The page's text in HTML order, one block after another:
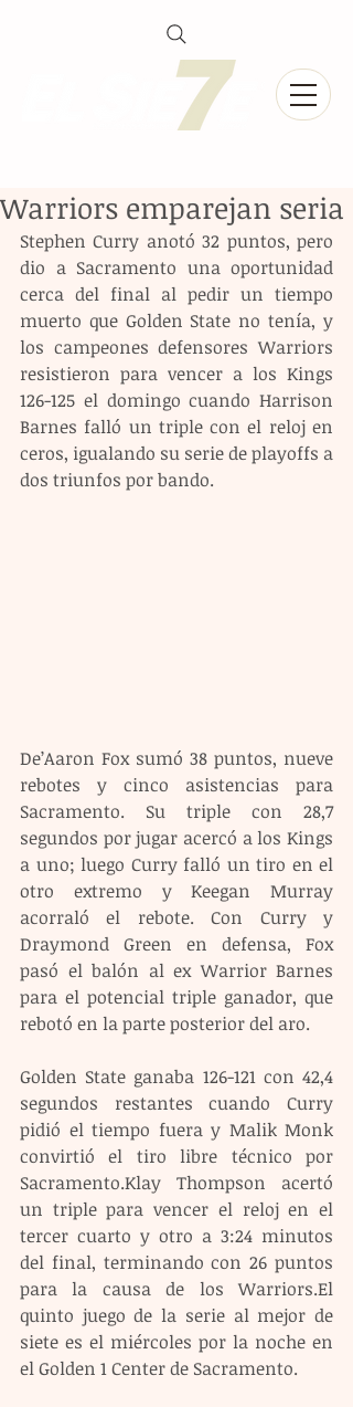
Warriors emparejan seria
Stephen Curry anotó 32 puntos, pero
dio a Sacramento una oportunidad
cerca del final al pedir un tiempo
muerto que Golden State no tenía, y
los campeones defensores Warriors
resistieron para vencer a los Kings
126-125 el domingo cuando Harrison
Barnes falló un triple con el reloj en
ceros, igualando su serie de playoffs a
dos triunfos por bando.
De’Aaron Fox sumó 38 puntos, nueve
rebotes y cinco asistencias para
Sacramento. Su triple con 28,7
segundos por jugar acercó a los Kings
a uno; luego Curry falló un tiro en el
otro extremo y Keegan Murray
acorraló el rebote. Con Curry y
Draymond Green en defensa, Fox
pasó el balón al ex Warrior Barnes
para el potencial triple ganador, que
rebotó en la parte posterior del aro.
Golden State ganaba 126-121 con 42,4
segundos restantes cuando Curry
pidió el tiempo fuera y Malik Monk
convirtió el tiro libre técnico por
Sacramento.Klay Thompson acertó
un triple para vencer el reloj en el
tercer cuarto y otro a 3:24 minutos
del final, terminando con 26 puntos
para la causa de los Warriors.El
quinto juego de la serie al mejor de
siete es el miércoles por la noche en
el Golden 1 Center de Sacramento.